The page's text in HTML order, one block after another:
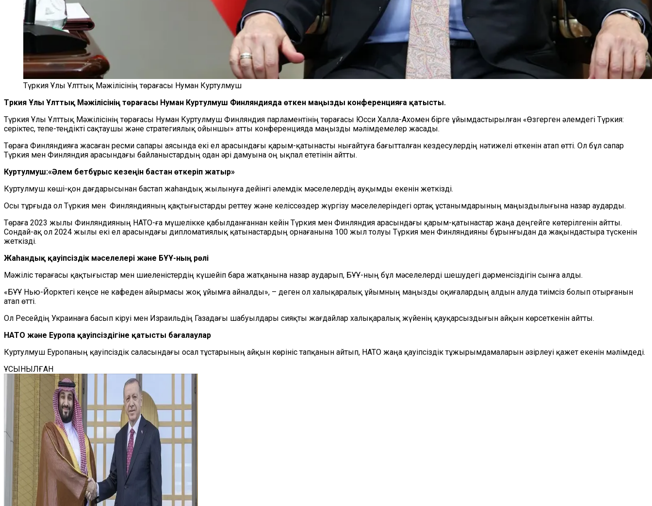
Түркия Ұлы Ұлттық Мәжілісінің төрағасы Нуман Куртулмуш
Түркия Ұлы Ұлттық Мәжілісінің төрағасы Нуман Куртулмуш Финляндияда өткен маңызды конференцияға қатысты.
Түркия Ұлы Ұлттық Мәжілісінің төрағасы Нуман Куртулмуш Финляндия парламентінің төрағасы Юсси Халла-Ахомен бірге ұйымдастырылған «Өзгерген әлемдегі Түркия:
серіктес, тепе-теңдікті сақтаушы және стратегиялық ойыншы» атты конференцияда маңызды мәлімдемелер жасады.
Төраға Финляндияға жасаған ресми сапары аясында екі ел арасындағы қарым-қатынасты нығайтуға бағытталған кездесулердің нәтижелі өткенін атап өтті. Ол бұл сапар
Түркия мен Финляндия арасындағы байланыстардың одан әрі дамуына оң ықпал ететінін айтты.
Куртулмуш:«Әлем бетбұрыс кезеңін бастан өткеріп жатыр»
Куртулмуш көші-қон дағдарысынан бастап жаһандық жылынуға дейінгі әлемдік мәселелердің ауқымды екенін жеткізді.
Осы тұрғыда ол Түркия мен Финляндияның қақтығыстарды реттеу және келіссөздер жүргізу мәселелеріндегі ортақ ұстанымдарының маңыздылығына назар аударды.
Төраға 2023 жылы Финляндияның НАТО-ға мүшелікке қабылданғаннан кейін Түркия мен Финляндия арасындағы қарым-қатынастар жаңа деңгейге көтерілгенін айтты.
Сондай-ақ ол 2024 жылы екі ел арасындағы дипломатиялық қатынастардың орнағанына 100 жыл толуы Түркия мен Финляндияны бұрынғыдан да жақындастыра түскенін
жеткізді.
Жаһандық қауіпсіздік мәселелері және БҰҰ-ның рөлі
Мәжіліс төрағасы қақтығыстар мен шиеленістердің күшейіп бара жатқанына назар аударып, БҰҰ-ның бұл мәселелерді шешудегі дәрменсіздігін сынға алды.
«БҰҰ Нью-Йорктегі кеңсе не кафеден айырмасы жоқ ұйымға айналды», – деген ол халықаралық ұйымның маңызды оқиғалардың алдын алуда тиімсіз болып отырғанын
атап өтті.
Ол Ресейдің Украинаға басып кіруі мен Израильдің Газадағы шабуылдары сияқты жағдайлар халықаралық жүйенің қауқарсыздығын айқын көрсеткенін айтты.
НАТО және Еуропа қауіпсіздігіне қатысты бағалаулар
Куртулмуш Еуропаның қауіпсіздік саласындағы осал тұстарының айқын көрініс тапқанын айтып, НАТО жаңа қауіпсіздік тұжырымдамаларын әзірлеуі қажет екенін мәлімдеді.
ҰСЫНЫЛҒАН